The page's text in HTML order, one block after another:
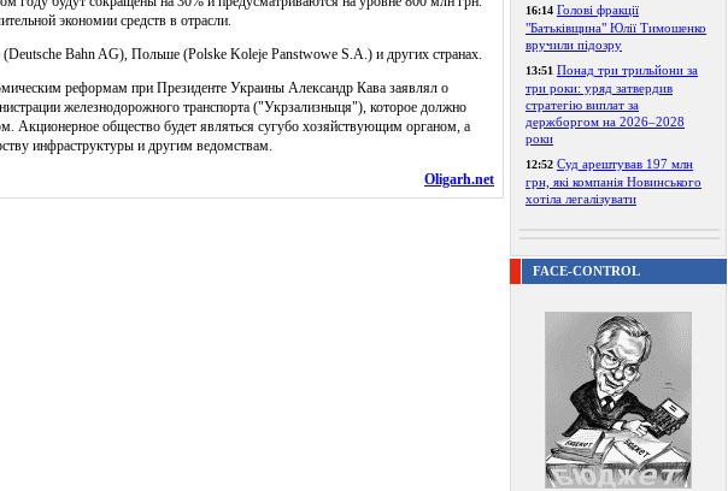
экономии средств в отрасли.
Bahn AG), Польше (Polske Koleje Panstwowe S.A.) и других странах.
реформам при Президенте Украины Александр Кава заявлял о
железнодорожного транспорта ("Укрзализныця"), которое должно
Акционерное общество будет являться сугубо хозяйствующим органом, а
инфраструктуры и другим ведомствам.
Oligarh.net
16:14 Голові фракції
"Батьківщина" Юлії Тимошенко
вручили підозру
13:51 Понад три трильйони за
три роки: уряд затвердив
стратегію виплат за
держборгом на 2026–2028
роки
12:52 Суд арештував 197 млн
грн, які компанія Новинського
хотіла легалізувати
FACE-CONTROL